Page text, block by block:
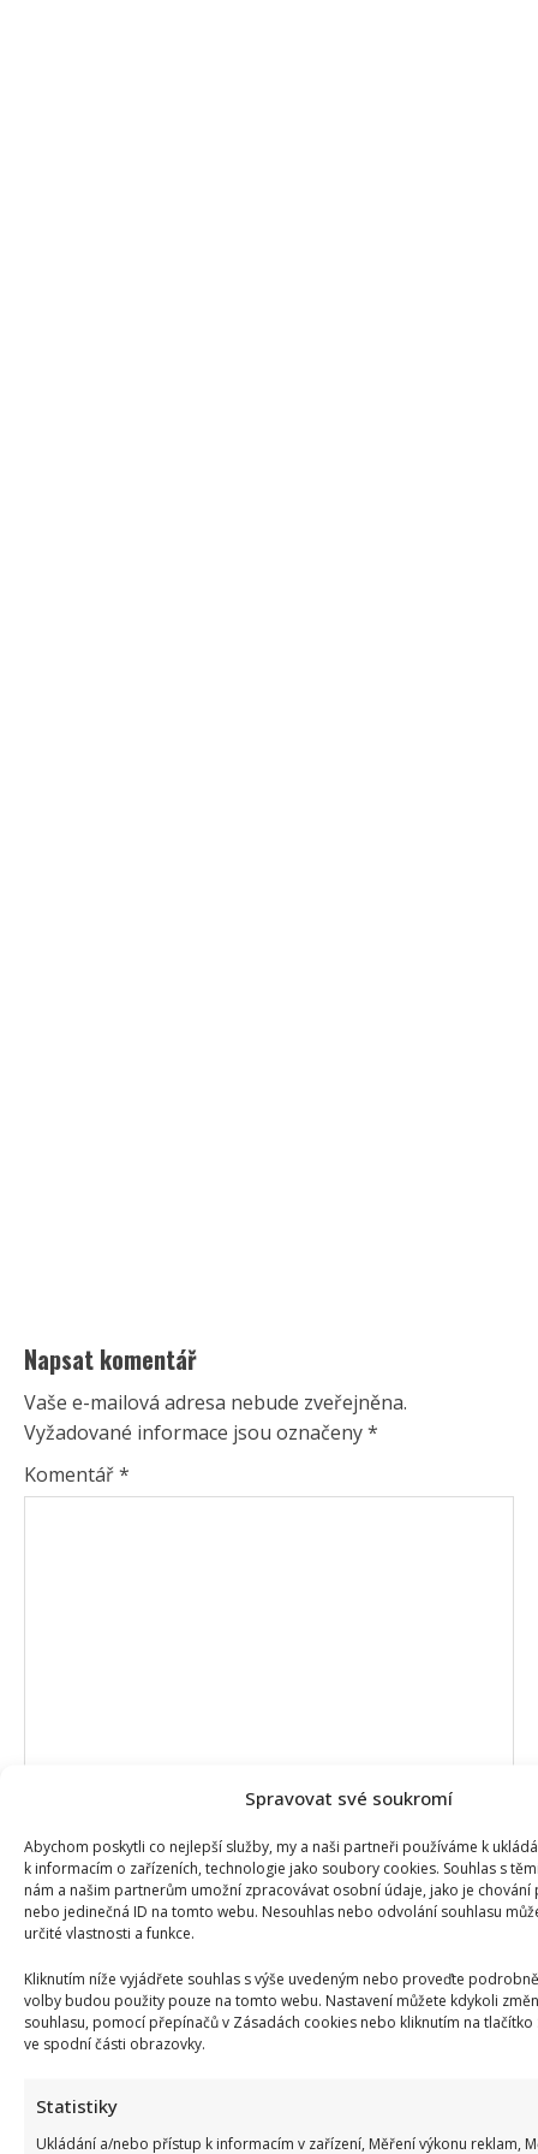
Spravovat své soukromí
Abychom poskytli co nejlepší služby, my a naši partneři používáme k
k informacím o zařízeních, technologie jako soubory cookies. Souhlas s
nám a našim partnerům umožní zpracovávat osobní údaje, jako je
nebo jedinečná ID na tomto webu. Nesouhlas nebo odvolání souhlasu
určité vlastnosti a funkce.
Kliknutím níže vyjádřete souhlas s výše uvedeným nebo proveďte
volby budou použity pouze na tomto webu. Nastavení můžete kdykoli
souhlasu, pomocí přepínačů v Zásadách cookies nebo kliknutím na tlačítko
ve spodní části obrazovky.
Statistiky
Ukládání a/nebo přístup k informacím v zařízení, Měření výkonu reklam,
Napsat komentář
Vaše e-mailová adresa nebude zveřejněna.
Vyžadované informace jsou označeny*
Komentář*
E-mail*
Webová stránka
stránku pro budoucí komentáře.